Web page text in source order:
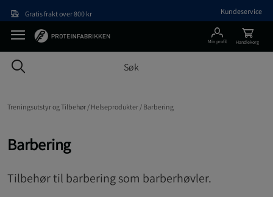
Gratis frakt over 800 kr Kundeservice
Min profil Handlekorg
Treningsutstyr og Tilbehør / Helseprodukter / Barbering
Barbering
Tilbehør til barbering som barberhøvler.